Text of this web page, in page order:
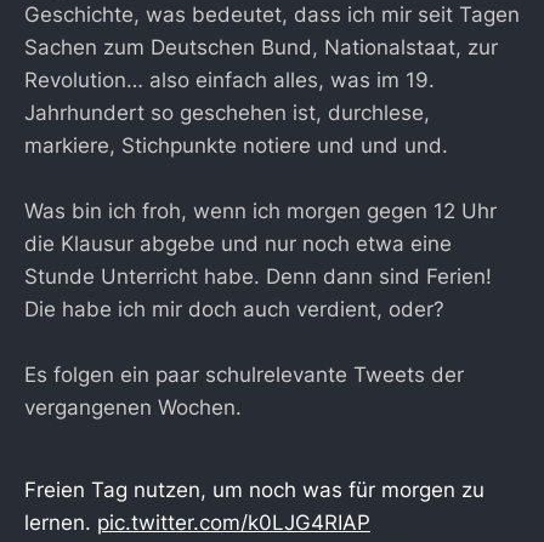
Geschichte, was bedeutet, dass ich mir seit Tagen
Sachen zum Deutschen Bund, Nationalstaat, zur
Revolution… also einfach alles, was im 19.
Jahrhundert so geschehen ist, durchlese,
markiere, Stichpunkte notiere und und und.
Was bin ich froh, wenn ich morgen gegen 12 Uhr
die Klausur abgebe und nur noch etwa eine
Stunde Unterricht habe. Denn dann sind Ferien!
Die habe ich mir doch auch verdient, oder?
Es folgen ein paar schulrelevante Tweets der
vergangenen Wochen.
Freien Tag nutzen, um noch was für morgen zu
lernen. pic.twitter.com/k0LJG4RIAP